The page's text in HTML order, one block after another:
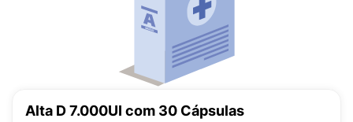
Alta D 7.000UI com 30 Cápsulas